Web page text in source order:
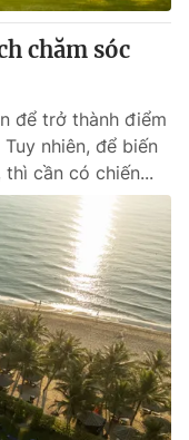
chăm sóc
để trở thành điểm
nhiên, để biến
cần có chiến...